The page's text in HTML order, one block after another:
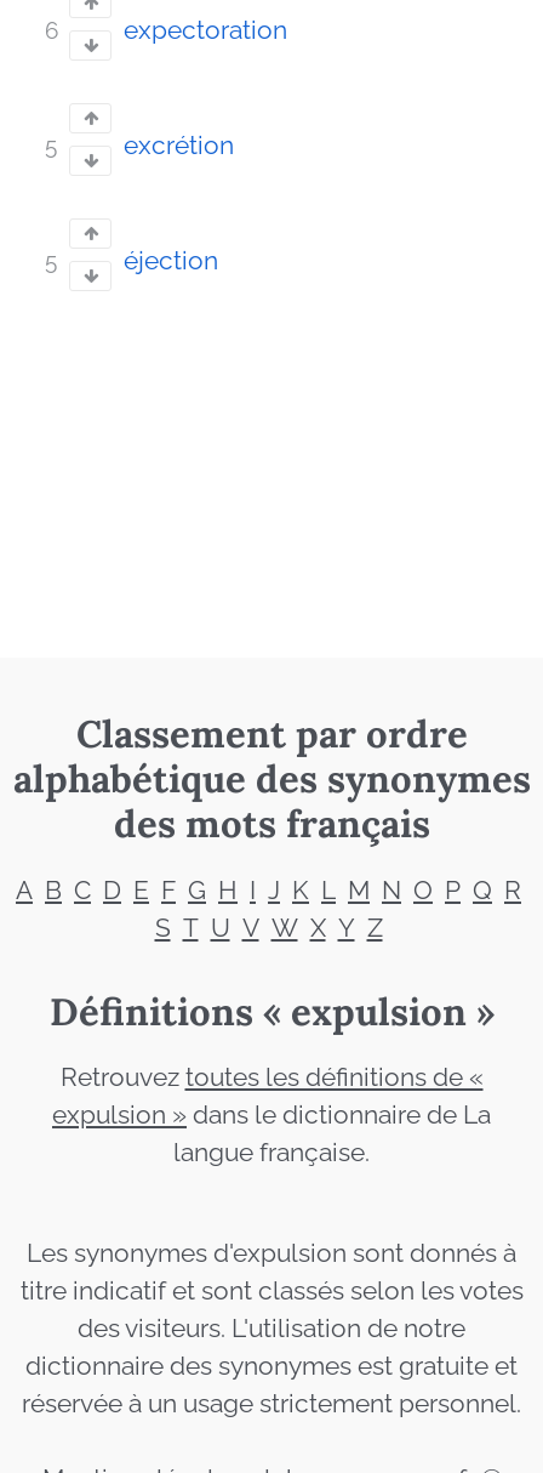
6 expectoration
5 excrétion
5 éjection
Classement par ordre
alphabétique des synonymes
des mots français
A B C D E F G H I J K L M N O P Q R
S T U V W X Y Z
Définitions « expulsion »
Retrouvez toutes les définitions de «
expulsion » dans le dictionnaire de La
langue française.
Les synonymes d'expulsion sont donnés à
titre indicatif et sont classés selon les votes
des visiteurs. L'utilisation de notre
dictionnaire des synonymes est gratuite et
réservée à un usage strictement personnel.